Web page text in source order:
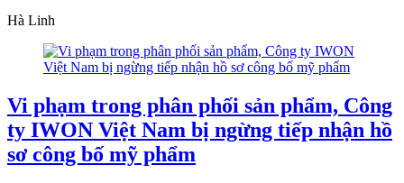
Hà Linh
Vi phạm trong phân phối sản phẩm, Công
ty IWON Việt Nam bị ngừng tiếp nhận hồ
sơ công bố mỹ phẩm